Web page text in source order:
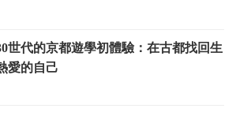
世代的京都遊學初體驗：在古都找回生
愛的自己